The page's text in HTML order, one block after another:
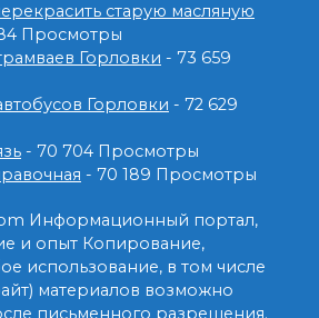
старую масляную
Просмотры
Горловки - 73 659
Горловки - 72 629
- 70 704 Просмотры
- 70 189 Просмотры
Информационный портал,
и опыт Копирование,
использование, в том числе
материалов возможно
письменного разрешения.